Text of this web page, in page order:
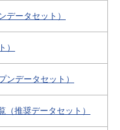
データセット）
）
ンデータセット）
推奨データセット）